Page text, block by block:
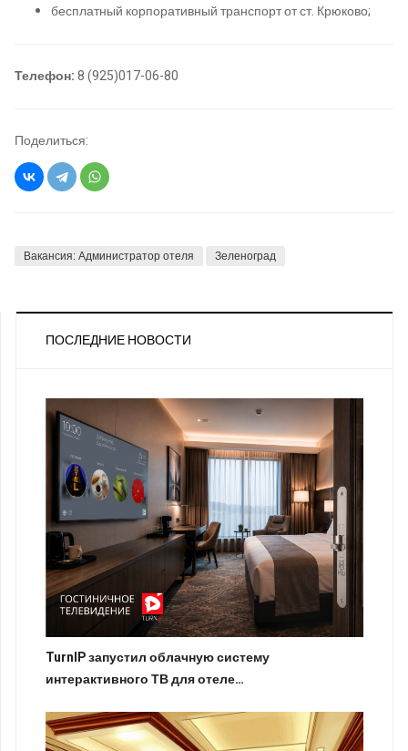
бесплатный корпоративный транспорт от ст. Крюково;
Телефон:8 (925)017-06-80
Поделиться:
Вакансия: Администратор отеля Зеленоград
ПОСЛЕДНИЕ НОВОСТИ
TurnIP запустил облачную систему
интерактивного ТВ для отеле…